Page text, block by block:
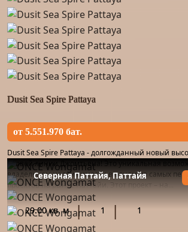
Dusit Sea Spire Pattaya
от 5.551.970 бат.
Dusit Sea Spire Pattaya - долгожданный новый
первой линии Джомтьена! Это уникальная
владельцем недвижимости в одном из самых
проектов на рынке Паттайи. Этот проект – на...
29.00 кв. м 1 1
Северная Паттайя, Паттайя